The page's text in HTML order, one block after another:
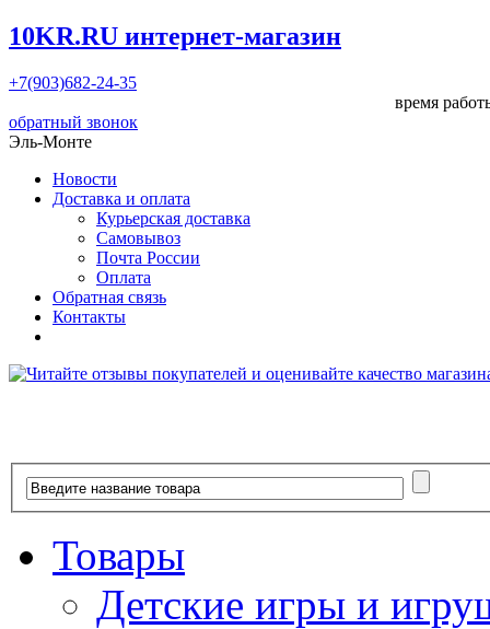
10KR.RU интернет-магазин
+7(903)682-24-35
время
обратный звонок
Эль-Монте
Новости
Доставка и оплата
Курьерская доставка
Самовывоз
Почта России
Оплата
Обратная связь
Контакты
Товары
Детские игры и